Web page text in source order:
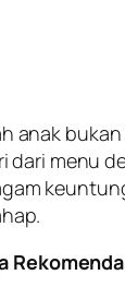
anak
dari menu